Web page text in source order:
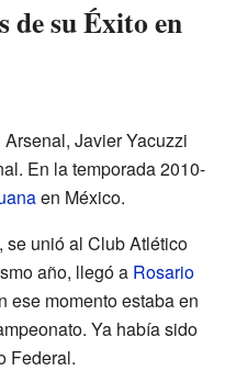
de su Éxito en
Javier Yacuzzi
En la temporada 2010-
en México.
se unió al Club Atlético
año, llegó a Rosario
ese momento estaba en
Ya había sido
Federal.